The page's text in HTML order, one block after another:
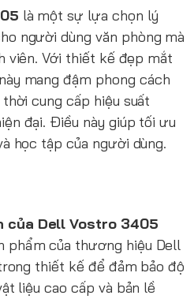
là một sự lựa chọn lý
người dùng văn phòng mà
viên. Với thiết kế đẹp mắt
mang đậm phong cách
cung cấp hiệu suất
đại. Điều này giúp tối ưu
học tập của người dùng.
của Dell Vostro 3405
phẩm của thương hiệu Dell
thiết kế để đảm bảo độ
liệu cao cấp và bản lề